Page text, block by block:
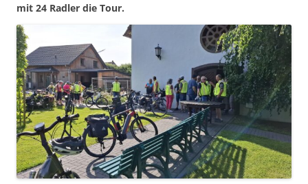
mit 24 Radler die Tour.